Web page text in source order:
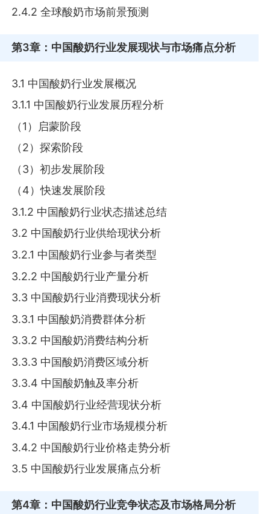
2.4.2 全球酸奶市场前景预测
第3章 ：中国酸奶行业发展现状与市场痛点分析
3.1 中国酸奶行业发展概况
3.1.1 中国酸奶行业发展历程分析
（1）启蒙阶段
（2）探索阶段
（3）初步发展阶段
（4）快速发展阶段
3.1.2 中国酸奶行业状态描述总结
3.2 中国酸奶行业供给现状分析
3.2.1 中国酸奶行业参与者类型
3.2.2 中国酸奶行业产量分析
3.3 中国酸奶行业消费现状分析
3.3.1 中国酸奶消费群体分析
3.3.2 中国酸奶消费结构分析
3.3.3 中国酸奶消费区域分析
3.3.4 中国酸奶触及率分析
3.4 中国酸奶行业经营现状分析
3.4.1 中国酸奶行业市场规模分析
3.4.2 中国酸奶行业价格走势分析
3.5 中国酸奶行业发展痛点分析
第4章 ：中国酸奶行业竞争状态及市场格局分析